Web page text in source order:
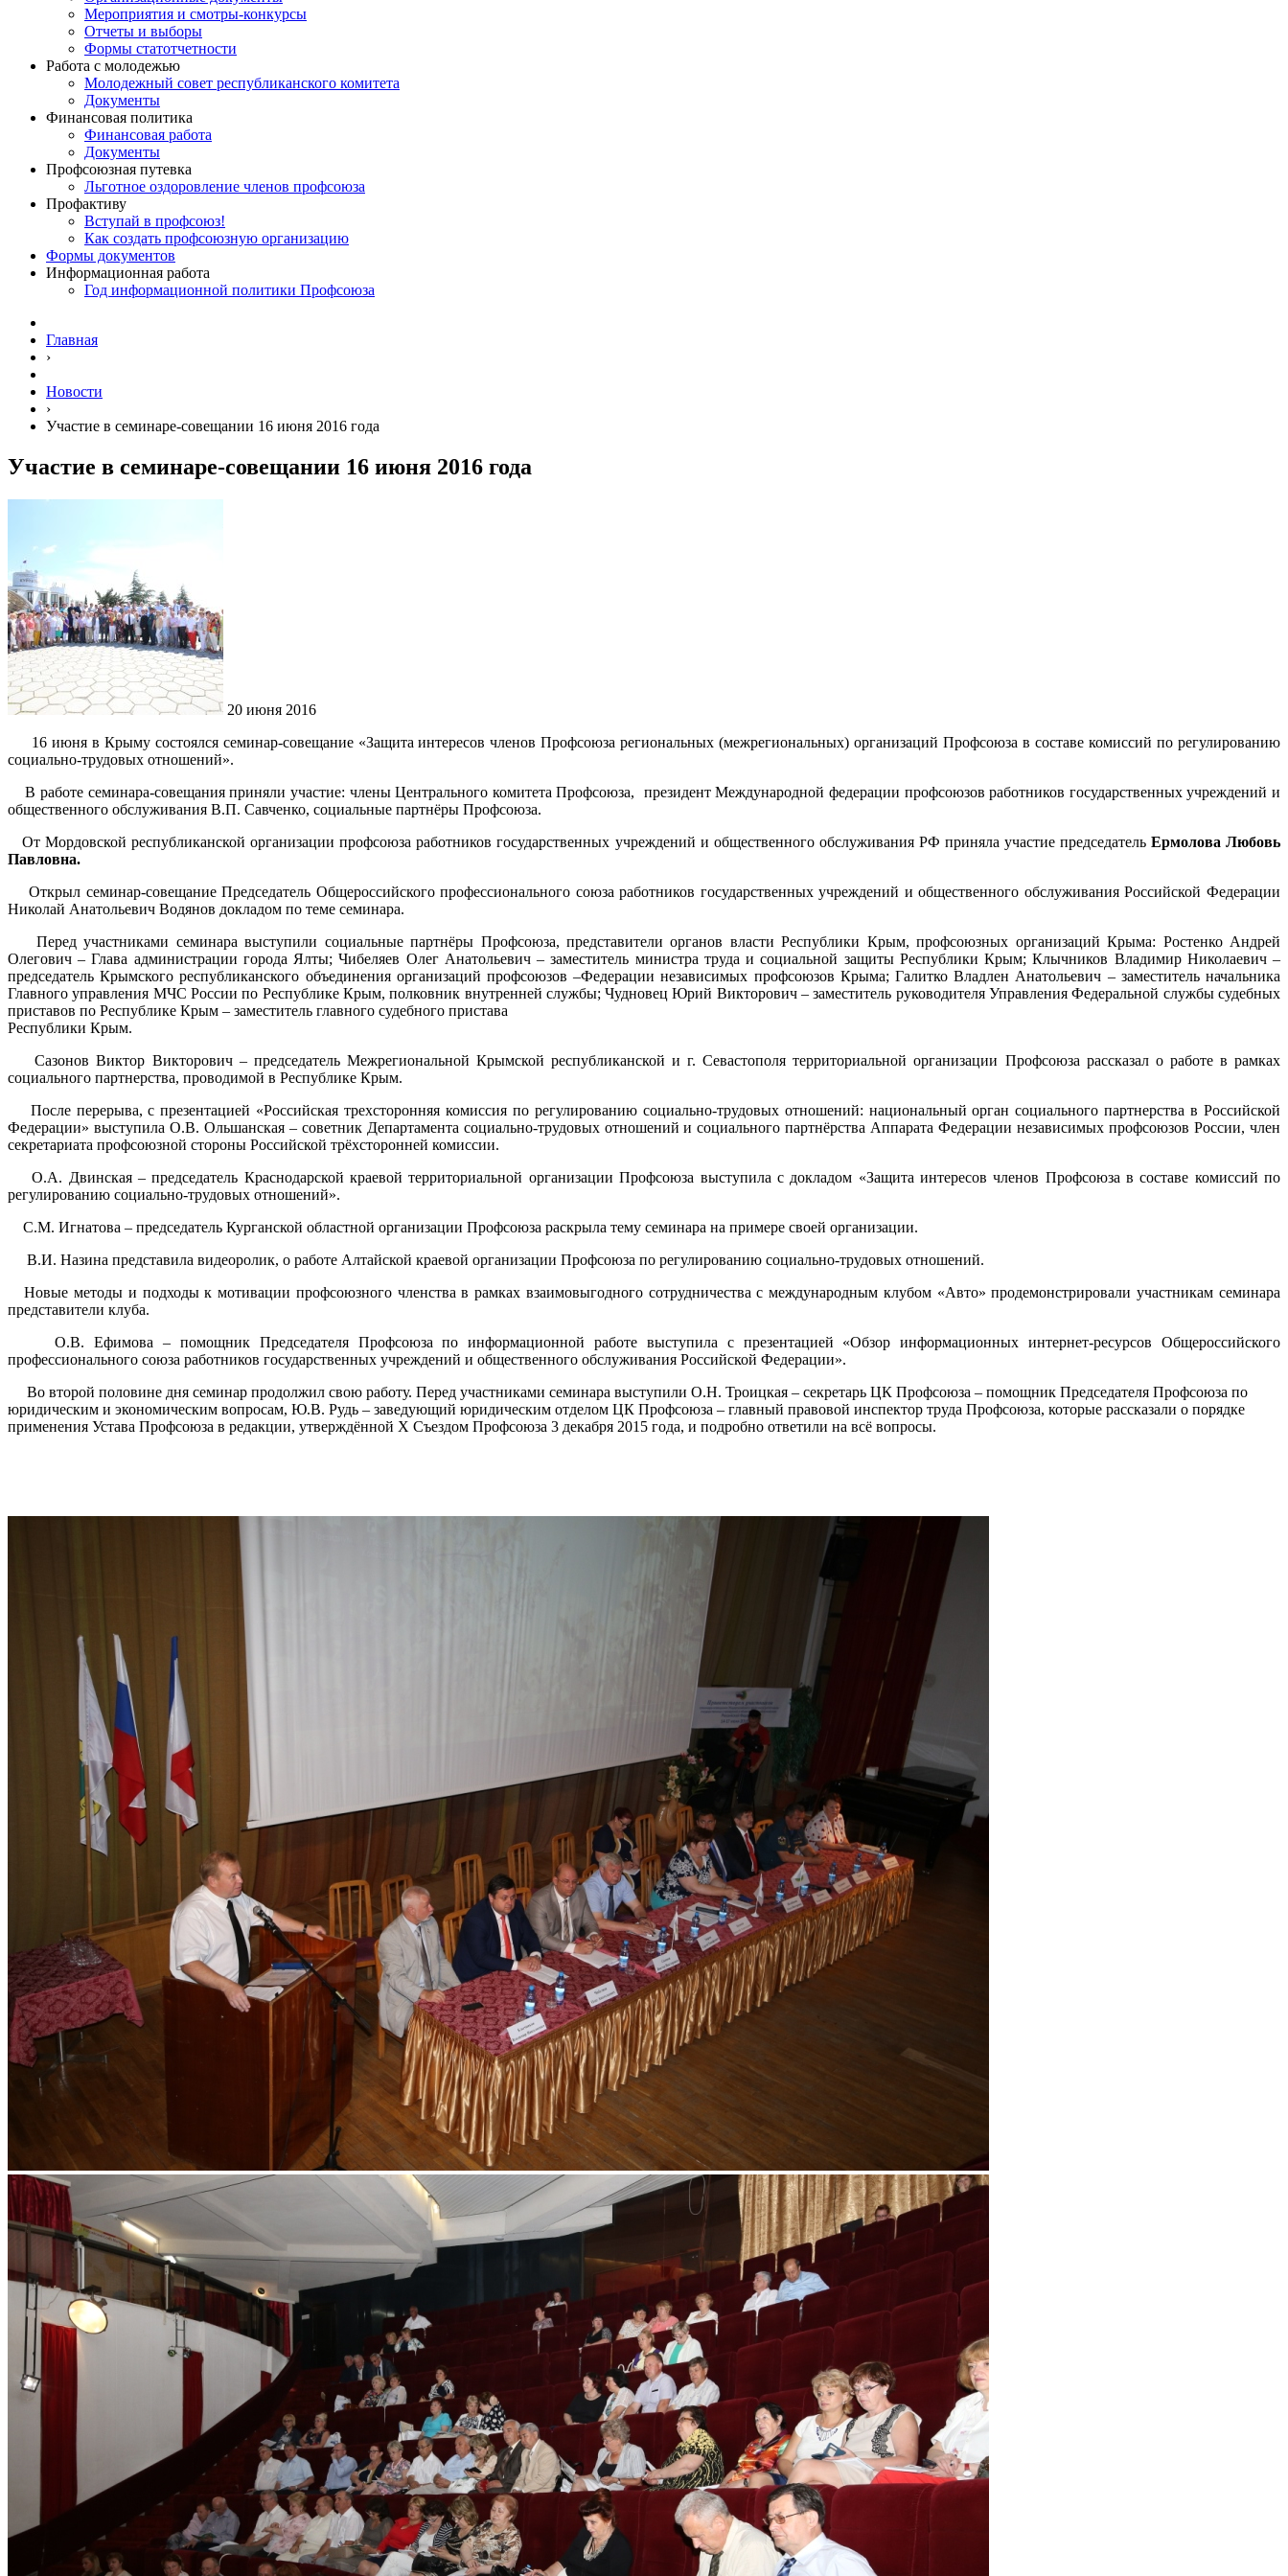
Мероприятия и смотры-конкурсы
Отчеты и выборы
Формы статотчетности
Работа с молодежью
Молодежный совет республиканского комитета
Документы
Финансовая политика
Финансовая работа
Документы
Профсоюзная путевка
Льготное оздоровление членов профсоюза
Профактиву
Вступай в профсоюз!
Как создать профсоюзную организацию
Формы документов
Информационная работа
Год информационной политики Профсоюза
Главная
›
Новости
›
Участие в семинаре-совещании 16 июня 2016 года
Участие в семинаре-совещании 16 июня 2016 года
20 июня 2016
16 июня в Крыму состоялся семинар-совещание «Защита интересов членов Профсоюза региональных (межрегиональных) организаций Профсоюза в составе комиссий по регулированию
социально-трудовых отношений».
В работе семинара-совещания приняли участие: члены Центрального комитета Профсоюза, президент Международной федерации профсоюзов работников государственных учреждений и
общественного обслуживания В.П. Савченко, социальные партнёры Профсоюза.
От Мордовской республиканской организации профсоюза работников государственных учреждений и общественного обслуживания РФ приняла участие председатель Ермолова Любовь
Павловна.
Открыл семинар-совещание Председатель Общероссийского профессионального союза работников государственных учреждений и общественного обслуживания Российской Федерации
Николай Анатольевич Водянов докладом по теме семинара.
Перед участниками семинара выступили социальные партнёры Профсоюза, представители органов власти Республики Крым, профсоюзных организаций Крыма: Ростенко Андрей
Олегович – Глава администрации города Ялты; Чибеляев Олег Анатольевич – заместитель министра труда и социальной защиты Республики Крым; Клычников Владимир Николаевич –
председатель Крымского республиканского объединения организаций профсоюзов –Федерации независимых профсоюзов Крыма; Галитко Владлен Анатольевич – заместитель начальника
Главного управления МЧС России по Республике Крым, полковник внутренней службы; Чудновец Юрий Викторович – заместитель руководителя Управления Федеральной службы судебных
приставов по Республике Крым – заместитель главного судебного пристава
Республики Крым.
Сазонов Виктор Викторович – председатель Межрегиональной Крымской республиканской и г. Севастополя территориальной организации Профсоюза рассказал о работе в рамках
социального партнерства, проводимой в Республике Крым.
После перерыва, с презентацией «Российская трехсторонняя комиссия по регулированию социально-трудовых отношений: национальный орган социального партнерства в Российской
Федерации» выступила О.В. Ольшанская – советник Департамента социально-трудовых отношений и социального партнёрства Аппарата Федерации независимых профсоюзов России, член
секретариата профсоюзной стороны Российской трёхсторонней комиссии.
О.А. Двинская – председатель Краснодарской краевой территориальной организации Профсоюза выступила с докладом «Защита интересов членов Профсоюза в составе комиссий по
регулированию социально-трудовых отношений».
С.М. Игнатова – председатель Курганской областной организации Профсоюза раскрыла тему семинара на примере своей организации.
В.И. Назина представила видеоролик, о работе Алтайской краевой организации Профсоюза по регулированию социально-трудовых отношений.
Новые методы и подходы к мотивации профсоюзного членства в рамках взаимовыгодного сотрудничества с международным клубом «Авто» продемонстрировали участникам семинара
представители клуба.
О.В. Ефимова – помощник Председателя Профсоюза по информационной работе выступила с презентацией «Обзор информационных интернет-ресурсов Общероссийского
профессионального союза работников государственных учреждений и общественного обслуживания Российской Федерации».
Во второй половине дня семинар продолжил свою работу. Перед участниками семинара выступили О.Н. Троицкая – секретарь ЦК Профсоюза – помощник Председателя Профсоюза по
юридическим и экономическим вопросам, Ю.В. Рудь – заведующий юридическим отделом ЦК Профсоюза – главный правовой инспектор труда Профсоюза, которые рассказали о порядке
применения Устава Профсоюза в редакции, утверждённой X Съездом Профсоюза 3 декабря 2015 года, и подробно ответили на всё вопросы.